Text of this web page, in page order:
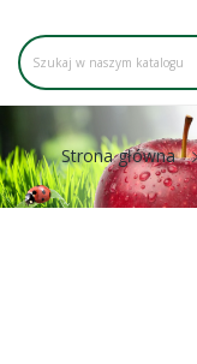
Strona główna